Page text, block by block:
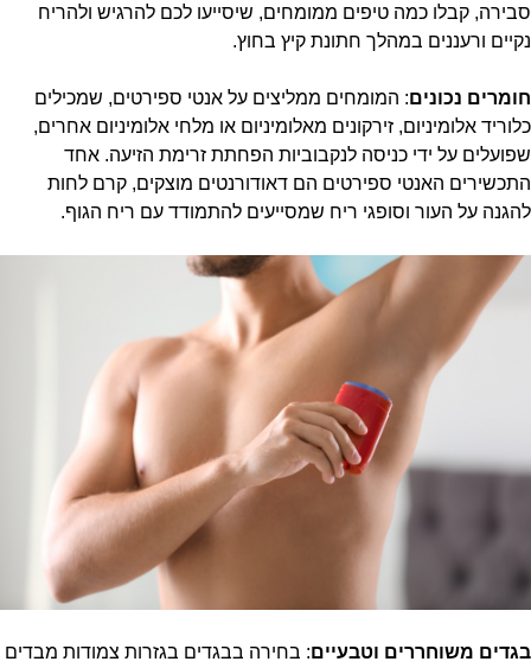
סבירה, קבלו כמה טיפים ממומחים, שיסייעו לכם להרגיש ולהריח
נקיים ורעננים במהלך חתונת קיץ בחוץ.
חומרים נכונים: המומחים ממליצים על אנטי ספירטים, שמכילים
כלוריד אלומיניום, זירקונים מאלומיניום או מלחי אלומיניום אחרים,
שפועלים על ידי כניסה לנקבוביות הפחתת זרימת הזיעה. אחד
התכשירים האנטי ספירטים הם דאודורנטים מוצקים, קרם לחות
להגנה על העור וסופגי ריח שמסייעים להתמודד עם ריח הגוף.
בגדים משוחררים וטבעיים: בחירה בבגדים בגזרות צמודות מבדים